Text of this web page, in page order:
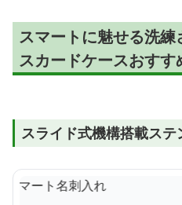
スマートに魅せる洗
スカードケースおすす
スライド式機構搭載ス